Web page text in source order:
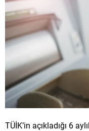
TÜİK’in açıkladığı 6